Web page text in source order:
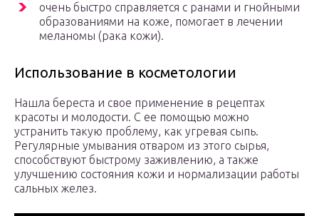
очень быстро справляется с ранами и гнойными
образованиями на коже, помогает в лечении
меланомы (рака кожи).
Использование в косметологии
Нашла береста и свое применение в рецептах
красоты и молодости. С ее помощью можно
устранить такую проблему, как угревая сыпь.
Регулярные умывания отваром из этого сырья,
способствуют быстрому заживлению, а также
улучшению состояния кожи и нормализации работы
сальных желез.